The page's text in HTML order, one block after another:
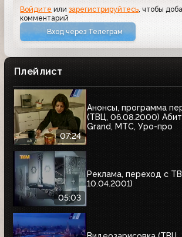
Войдите илизарегистрируйтесь , чтобы
комментарий
Вход через Телеграм
Плейлист
07:24
Анонсы, программа
(ТВЦ, 06.08.2000)
Grand, МТС, Уро-про
05:03
Реклама, переход с
10.04.2001)